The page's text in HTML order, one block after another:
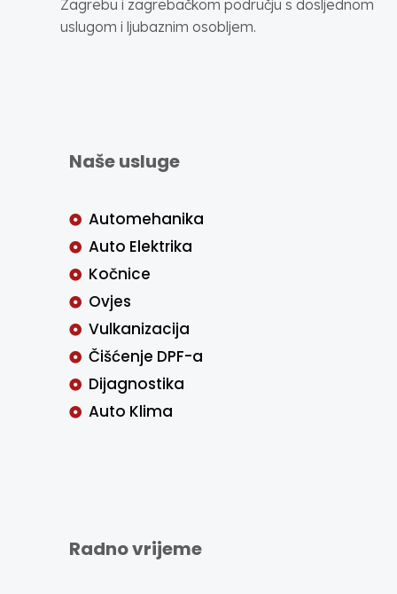
Zagrebu i zagrebačkom području s dosljednom
uslugom i ljubaznim osobljem.
Naše usluge
Automehanika
Auto Elektrika
Kočnice
Ovjes
Vulkanizacija
Čišćenje DPF-a
Dijagnostika
Auto Klima
Radno vrijeme